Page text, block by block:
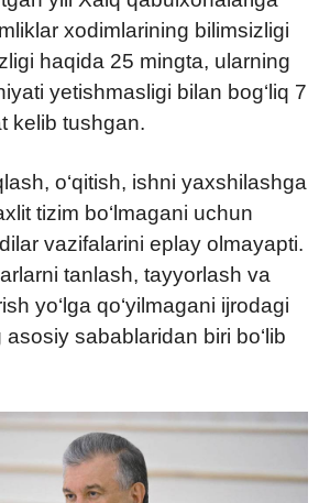
xodimlarining bilimsizligi
haqida 25 mingta, ularning
yetishmasligi bilan bog‘liq 7
kelib tushgan.
o‘qitish, ishni yaxshilashga
tizim bo‘lmagani uchun
vazifalarini eplay olmayapti.
tanlash, tayyorlash va
yo‘lga qo‘yilmagani ijrodagi
sabablaridan biri bo‘lib